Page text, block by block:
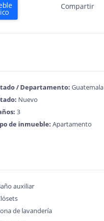
Compartir
/ Departamento: Guatemala
Nuevo
3
de inmueble: Apartamento
auxiliar
de lavandería